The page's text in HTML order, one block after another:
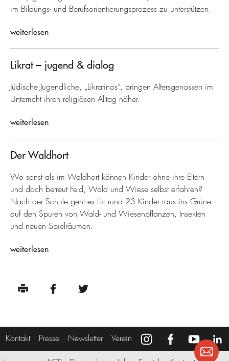
im Bildungs- und Berufsorientierungsprozess zu unterstützen.
weiterlesen
Likrat – jugend & dialog
Jüdische Jugendliche, „Likratinos“, bringen Altersgenossen im
Unterricht ihren religiösen Alltag näher.
weiterlesen
Der Waldhort
Wo sonst als im Waldhort können Kinder ohne ihre Eltern
und doch betreut Feld, Wald und Wiese selbst erfahren?
Nach der Schule geht es für rund 23 Kinder raus ins Grüne
auf den Spuren von Wald- und Wiesenpflanzen, Insekten
und neuen Spielräumen.
weiterlesen
Kontakt Presse Newsletter Verein